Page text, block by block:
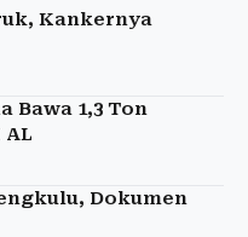
Kankernya
Bawa 1,3 Ton
Dokumen